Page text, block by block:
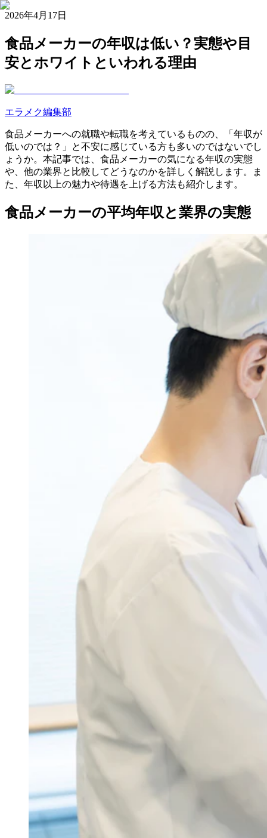
2026年4月17日
食品メーカーの年収は低い？実態や目
安とホワイトといわれる理由
エラメク編集部
食品メーカーへの就職や転職を考えているものの、「年収が
低いのでは？」と不安に感じている方も多いのではないでし
ょうか。本記事では、食品メーカーの気になる年収の実態
や、他の業界と比較してどうなのかを詳しく解説します。ま
た、年収以上の魅力や待遇を上げる方法も紹介します。
食品メーカーの平均年収と業界の実態